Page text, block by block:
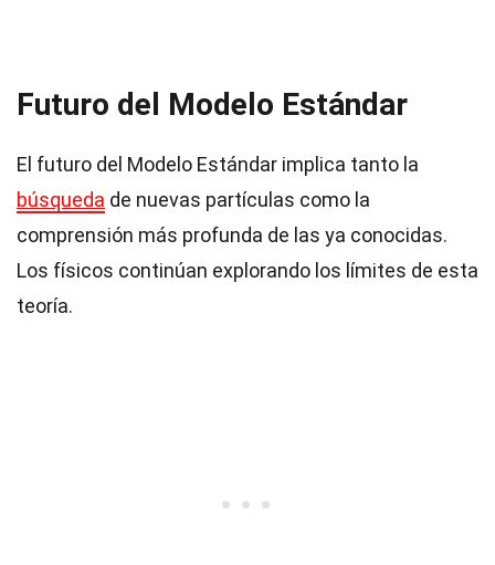
Futuro del Modelo Estándar
El futuro del Modelo Estándar implica tanto la
búsqueda de nuevas partículas como la
comprensión más profunda de las ya conocidas.
Los físicos continúan explorando los límites de esta
teoría.